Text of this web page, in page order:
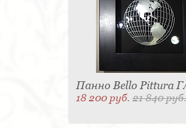
Панно Bello Pittura
18 200 руб.21 840 руб.